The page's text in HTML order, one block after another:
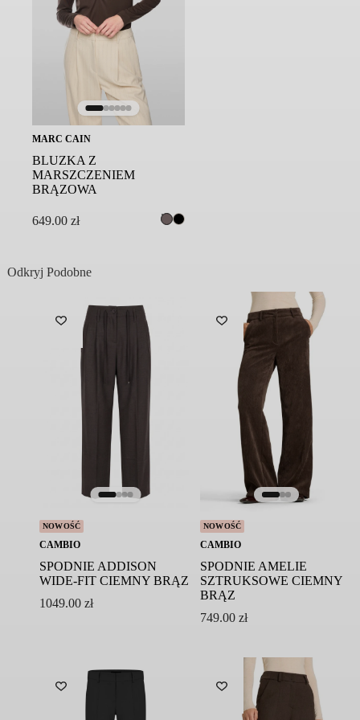
MARC CAIN
BLUZKA Z
MARSZCZENIEM
BRĄZOWA
649.00 zł
Odkryj Podobne
NOWOŚĆ
CAMBIO
SPODNIE ADDISON
WIDE-FIT CIEMNY BRĄZ
1049.00 zł
NOWOŚĆ
CAMBIO
SPODNIE AMELIE
SZTRUKSOWE CIEMNY
BRĄZ
749.00 zł